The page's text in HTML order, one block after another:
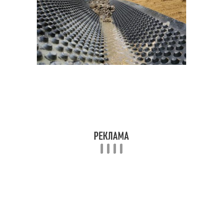
Плитки на старую
отмостку
Бетон под тротуарную
плитку